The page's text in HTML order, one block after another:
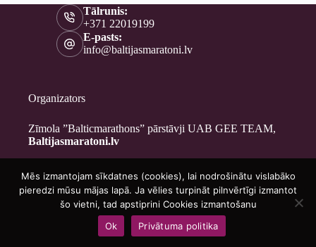
Tālrunis:
+371 22019199
E-pasts:
info@baltijasmaratoni.lv
Organizators
Zīmola ”Balticmarathons” pārstāvji UAB GEE TEAM,
Baltijasmaratoni.lv
Kontakti
Par mums
Brīvprātīgajiem
Privātuma politika
Copyright © 2026 - Baltijasmaratoni.lv
Mēs izmantojam sīkdatnes (cookies), lai nodrošinātu vislabāko
pieredzi mūsu mājas lapā. Ja vēlies turpināt pilnvērtīgi izmantot
šo vietni, tad apstiprini Cookies izmantošanu
Ok
Privātuma politika